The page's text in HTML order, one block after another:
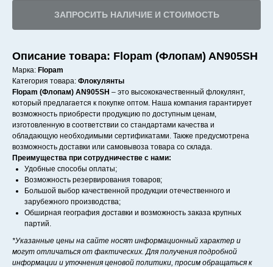
ЗАПРОСИТЬ НАЛИЧИЕ И СТОИМОСТЬ
Описание товара: Flopam (Флопам) AN905SH
Марка: Flopam
Категория товара: Флокулянты
Flopam (Флопам) AN905SH – это высококачественный флокулянт,
который предлагается к покупке оптом. Наша компания гарантирует
возможность приобрести продукцию по доступным ценам,
изготовленную в соответствии со стандартами качества и
обладающую необходимыми сертификатами. Также предусмотрена
возможность доставки или самовывоза товара со склада.
Преимущества при сотрудничестве с нами:
Удобные способы оплаты;
Возможность резервирования товаров;
Большой выбор качественной продукции отечественного и
зарубежного производства;
Обширная география доставки и возможность заказа крупных
партий.
*Указанные цены на сайте носят информационный характер и
могут отличаться от фактических. Для получения подробной
информации и уточнения ценовой политики, просим обращаться к